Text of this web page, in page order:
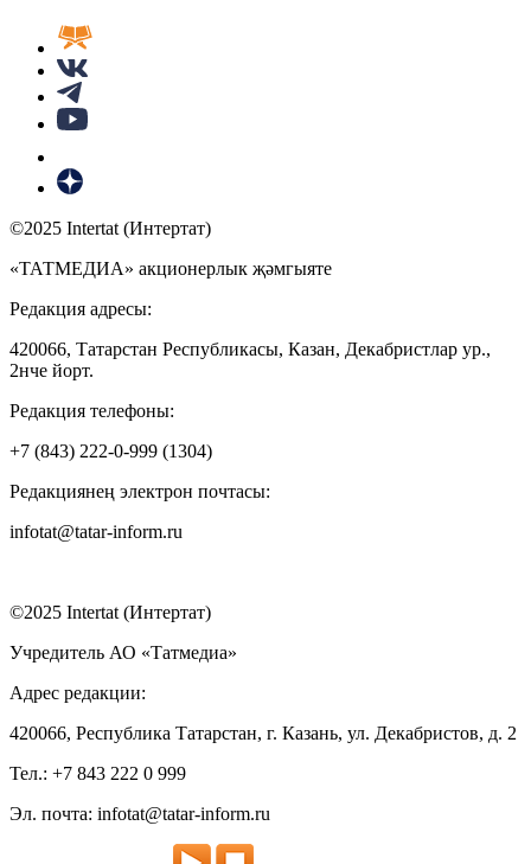
©2025 Intertat (Интертат)
«ТАТМЕДИА» акционерлык җәмгыяте
Редакция адресы:
420066, Татарстан Республикасы, Казан, Декабристлар ур.,
2нче йорт.
Редакция телефоны:
+7 (843) 222-0-999 (1304)
Редакциянең электрон почтасы:
infotat@tatar-inform.ru
©2025 Intertat (Интертат)
Учредитель АО «Татмедиа»
Адрес редакции:
420066, Республика Татарстан, г. Казань, ул. Декабристов, д. 2
Тел.: +7 843 222 0 999
Эл. почта: infotat@tatar-inform.ru